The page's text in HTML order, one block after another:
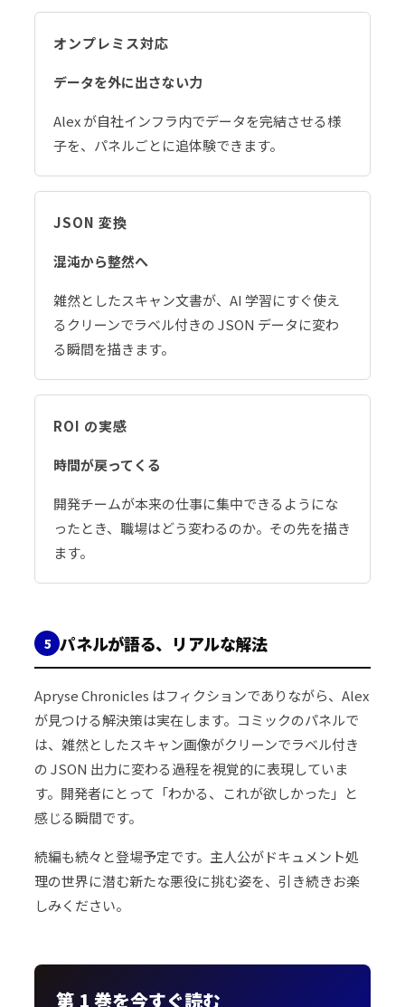
オンプレミス対応
データを外に出さない力
Alex が自社インフラ内でデータを完結させる様
子を、パネルごとに追体験できます。
JSON 変換
混沌から整然へ
雑然としたスキャン文書が、AI 学習にすぐ使え
るクリーンでラベル付きの JSON データに変わ
る瞬間を描きます。
ROI の実感
時間が戻ってくる
開発チームが本来の仕事に集中できるようにな
ったとき、職場はどう変わるのか。その先を描き
ます。
5 パネルが語る、リアルな解法
Apryse Chronicles はフィクションでありながら、Alex
が見つける解決策は実在します。コミックのパネルで
は、雑然としたスキャン画像がクリーンでラベル付き
の JSON 出力に変わる過程を視覚的に表現していま
す。開発者にとって「わかる、これが欲しかった」と
感じる瞬間です。
続編も続々と登場予定です。主人公がドキュメント処
理の世界に潜む新たな悪役に挑む姿を、引き続きお楽
しみください。
第 1 巻を今すぐ読む